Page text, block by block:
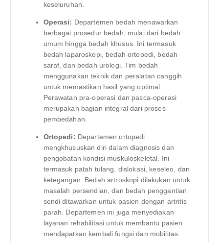
keseluruhan.
Operasi: Departemen bedah menawarkan
berbagai prosedur bedah, mulai dari bedah
umum hingga bedah khusus. Ini termasuk
bedah laparoskopi, bedah ortopedi, bedah
saraf, dan bedah urologi. Tim bedah
menggunakan teknik dan peralatan canggih
untuk memastikan hasil yang optimal.
Perawatan pra-operasi dan pasca-operasi
merupakan bagian integral dari proses
pembedahan.
Ortopedi: Departemen ortopedi
mengkhususkan diri dalam diagnosis dan
pengobatan kondisi muskuloskeletal. Ini
termasuk patah tulang, dislokasi, keseleo, dan
ketegangan. Bedah artroskopi dilakukan untuk
masalah persendian, dan bedah penggantian
sendi ditawarkan untuk pasien dengan artritis
parah. Departemen ini juga menyediakan
layanan rehabilitasi untuk membantu pasien
mendapatkan kembali fungsi dan mobilitas.